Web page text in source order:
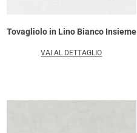
Tovagliolo in Lino Bianco Insieme
VAI AL DETTAGLIO